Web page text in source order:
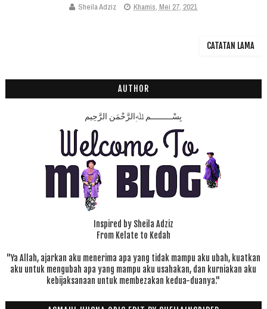
Sheila Adziz Khamis, Mei 27, 2021
CATATAN LAMA
AUTHOR
بِسْـــــــــمِ ﷲِالرَّحْمَنِ الرَّحِيم
Inspired by Sheila Adziz
From Kelate to Kedah
"Ya Allah, ajarkan aku menerima apa yang tidak mampu aku ubah, kuatkan
aku untuk mengubah apa yang mampu aku usahakan, dan kurniakan aku
kebijaksanaan untuk membezakan kedua-duanya."